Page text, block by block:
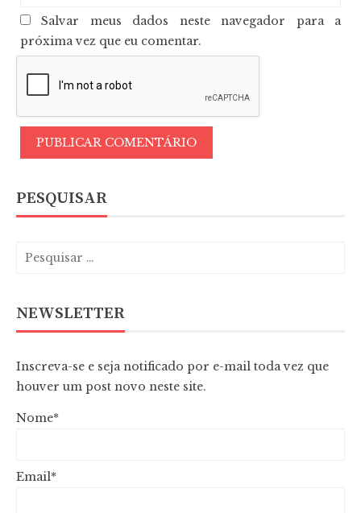
Salvar meus dados neste navegador para a
próxima vez que eu comentar.
PESQUISAR
NEWSLETTER
Inscreva-se e seja notificado por e-mail toda vez que
houver um post novo neste site.
Nome*
Email*